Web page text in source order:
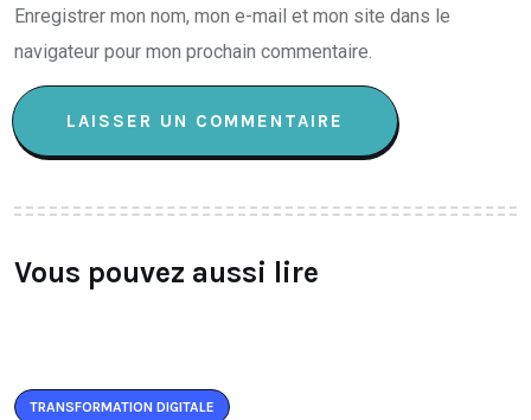
Enregistrer mon nom, mon e-mail et mon site dans le
navigateur pour mon prochain commentaire.
Vous pouvez aussi lire
TRANSFORMATION DIGITALE